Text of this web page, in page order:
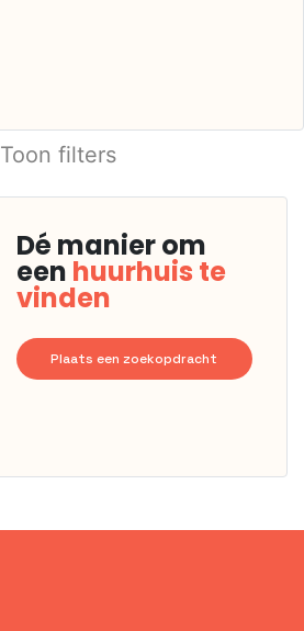
Toon filters
Dé manier om
een huurhuis te
vinden
Plaats een zoekopdracht